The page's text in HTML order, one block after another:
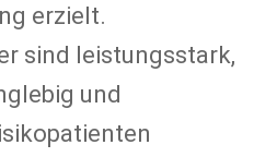
erzielt.
sind leistungsstark,
und